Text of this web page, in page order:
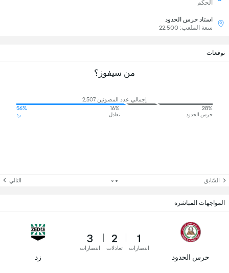
الحكم
استاد حرس الحدود
سعة الملعب: 22,500
توقعات
من سيفوز؟
إجمالي عدد المصوتين 2,507
28%
حرس الحدود
16%
تعادل
56%
زد
السّابق التالي
المواجهات المباشرة
حرس الحدود
1
انتصارات
2
تعادلات
3
انتصارات
زد